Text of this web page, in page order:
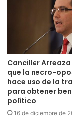
Canciller
que la necro-
hace uso de la
para obtener
político
16 de diciembre de